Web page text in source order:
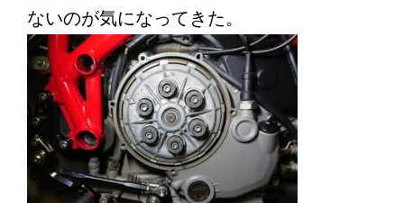
ないのが気になってきた。